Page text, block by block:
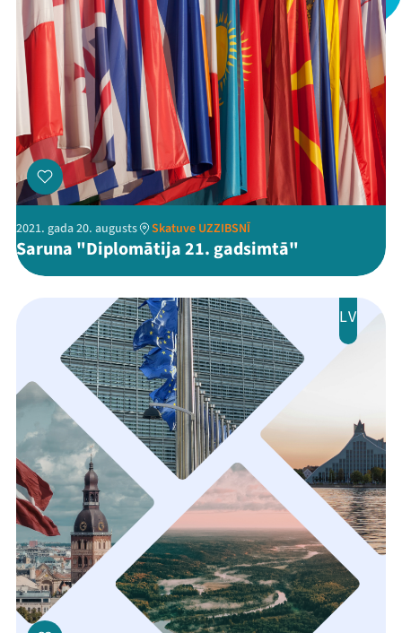
Viņi bija LAMPĀ 2026
Jaunumi
Ziedo
Veikals
Kontakti
ThreadsFacebookYoutube
X Instagram
2021. gada 20. augusts Skatuve UZZIBSNĪ
Saruna "Diplomātija 21. gadsimtā"
LV